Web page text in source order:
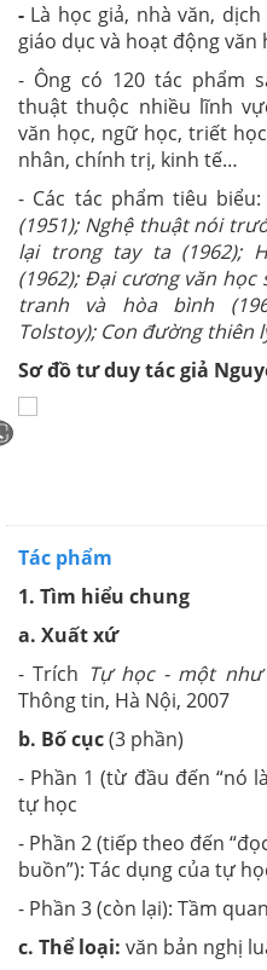
- Là học giả, nhà văn,
giáo dục và hoạt động văn
- Ông có 120 tác phẩm
thuật thuộc nhiều lĩnh
văn học, ngữ học, triết
nhân, chính trị, kinh tế…
- Các tác phẩm tiêu biểu:
(1951); Nghệ thuật nói
lại trong tay ta (1962);
(1962); Đại cương văn học
tranh và hòa bình
Tolstoy); Con đường thiên
Sơ đồ tư duy tác giả
Tác phẩm
1. Tìm hiểu chung
a. Xuất xứ
- Trích Tự học - một
Thông tin, Hà Nội, 2007
b. Bố cục(3 phần)
- Phần 1 (từ đầu đến “nó
tự học
- Phần 2 (tiếp theo đến
buồn”): Tác dụng của tự
- Phần 3 (còn lại): Tầm
c. Thể loại: văn bản nghị